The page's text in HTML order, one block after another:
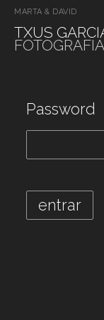
MARTA & DAVID
TXUS
FOTOGRAFIA
Password